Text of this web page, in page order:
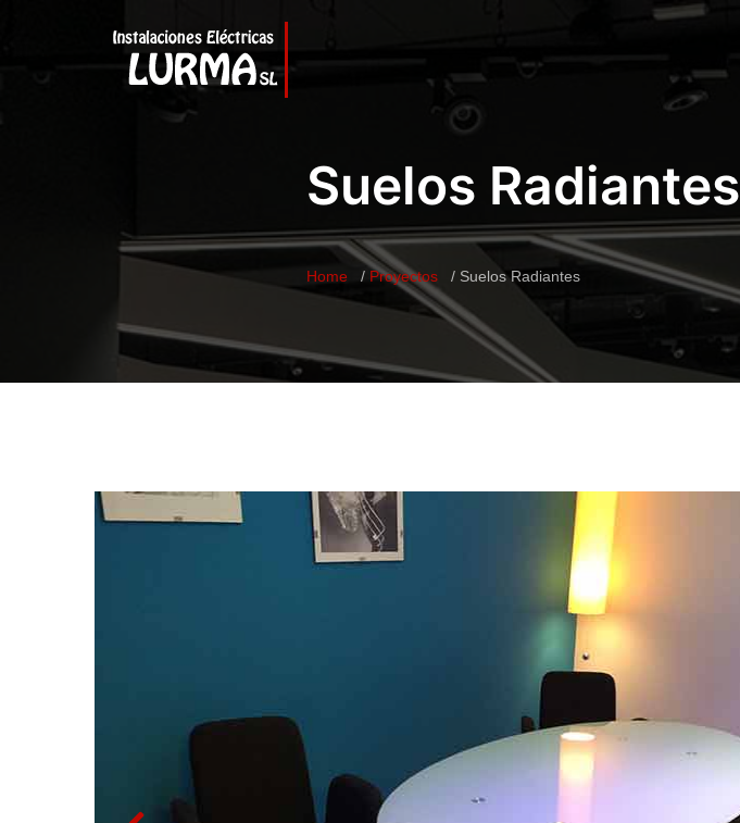
Suelos Radiantes
Home Proyectos Suelos Radiantes